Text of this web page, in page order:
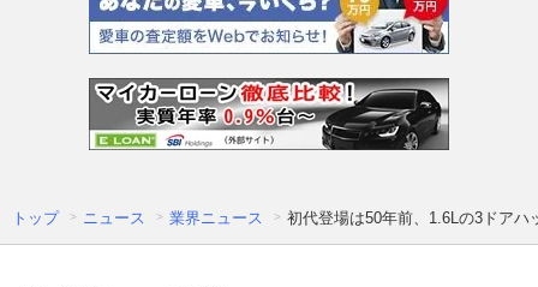
トップ ニュース 業界ニュース 初代登場は50年前、1.6Lの3ドア